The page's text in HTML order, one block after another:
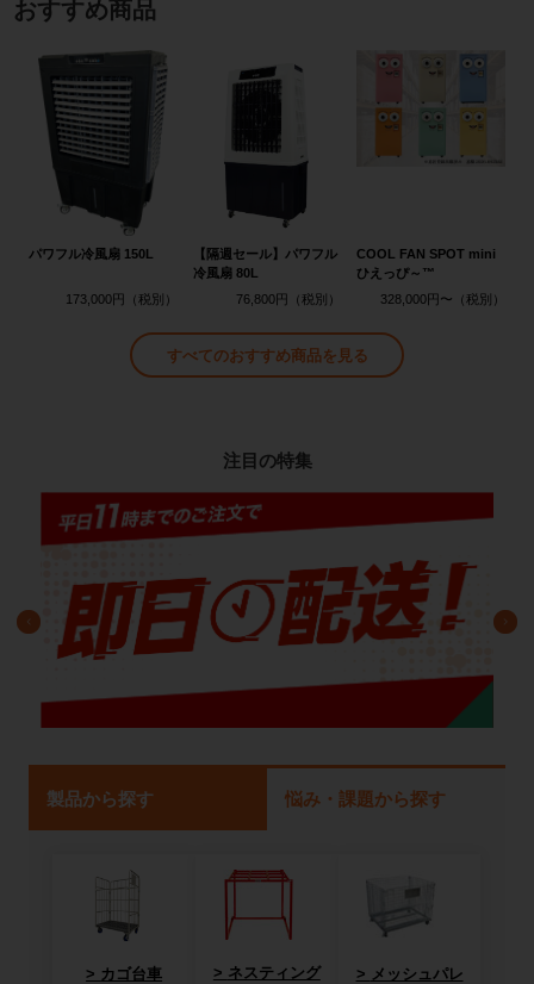
おすすめ商品
パワフル冷風扇 150L
173,000円
【隔週セール】パワフル
冷風扇 80L
76,800円
COOL FAN SPOT mini
ひえっぴ～™
328,000円〜
すべてのおすすめ商品を見る
注目の特集
製品から探す 悩み・課題から探す
カゴ台車
ネスティング
メッシュパレ